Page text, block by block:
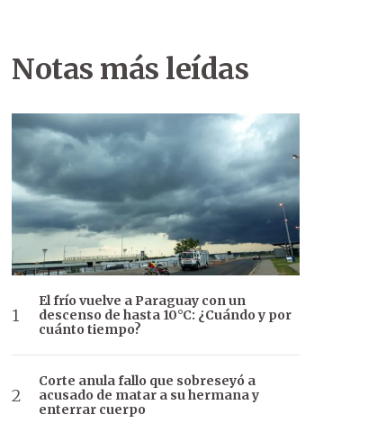
Notas más leídas
El frío vuelve a Paraguay con un
descenso de hasta 10°C: ¿Cuándo y por
cuánto tiempo?
Corte anula fallo que sobreseyó a
acusado de matar a su hermana y
enterrar cuerpo